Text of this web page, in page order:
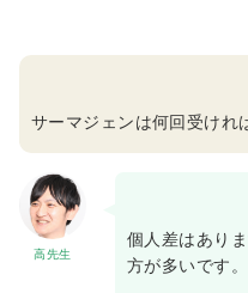
サーマジェンは何回受けれ
高先生
個人差はあり
方が多いです。